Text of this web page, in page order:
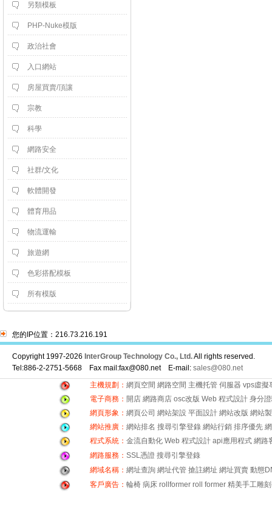
另類模板
PHP-Nuke模版
政治社會
入口網站
房屋買賣/頂讓
宗教
科學
網路安全
社群/文化
軟體開發
體育用品
物流運輸
旅遊網
色彩搭配模板
所有模版
您的IP位置：216.73.216.191
Copyright 1997-2026 InterGroup Technology Co., Ltd.All rights reserved.
Tel:886-2-2751-5668 Fax mail:fax@080.net E-mail: sales@080.net
主機規劃： 網頁空間 網路空間 主機托管 伺服器 vps虛擬
電子商務： 開店 網路商店 osc改版 Web 程式設計 身分
網頁形象： 網頁公司 網站架設 平面設計 網站改版 網站
網站推廣： 網站排名 搜尋引擎登錄 網站行銷 排序優先
程式系統： 金流自動化 Web 程式設計 api應用程式 網路
網路服務： SSL憑證 搜尋引擎登錄
網域名稱： 網址查詢 網址代管 搶註網址 網址買賣 動態
客戶廣告： 輪椅 病床 rollformer roll former 精美手工雕